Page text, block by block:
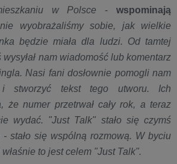
w Polsce -wspominają
wyobrażaliśmy sobie, jak wielkie
będzie miała dla ludzi. Od tamtej
nam wiadomość lub komentarz
Nasi fani dosłownie pomogli nam
i stworzyć tekst tego utworu. Ich
że numer przetrwał cały rok, a teraz
wydać. "Just Talk" stało się czymś
stało się wspólną rozmową. W byciu
to jest celem "Just Talk".